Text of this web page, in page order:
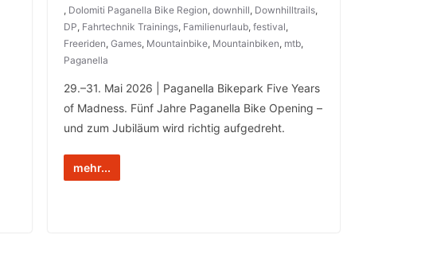
, Dolomiti Paganella Bike Region,downhill, Downhilltrails,
DP, Fahrtechnik Trainings, Familienurlaub,festival,
Freeriden,Games, Mountainbike, Mountainbiken, mtb,
Paganella
29.–31. Mai 2026 | Paganella Bikepark Five Years
of Madness. Fünf Jahre Paganella Bike Opening –
und zum Jubiläum wird richtig aufgedreht.
mehr...